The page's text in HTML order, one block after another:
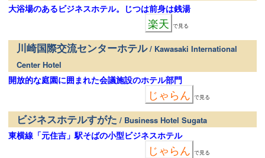
大浴場のあるビジネスホテル。じつは前身は銭湯
楽天 で見る
川崎国際交流センターホテル/ Kawasaki International
Center Hotel
開放的な庭園に囲まれた会議施設のホテル部門
じゃらん で見る
ビジネスホテルすがた / Business Hotel Sugata
東横線「元住吉」駅そばの小型ビジネスホテル
じゃらん で見る